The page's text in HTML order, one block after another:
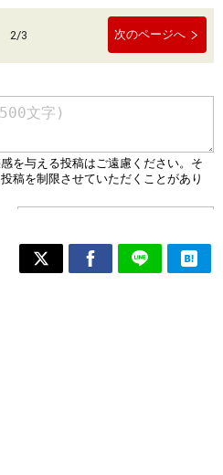
2/3 次のページへ